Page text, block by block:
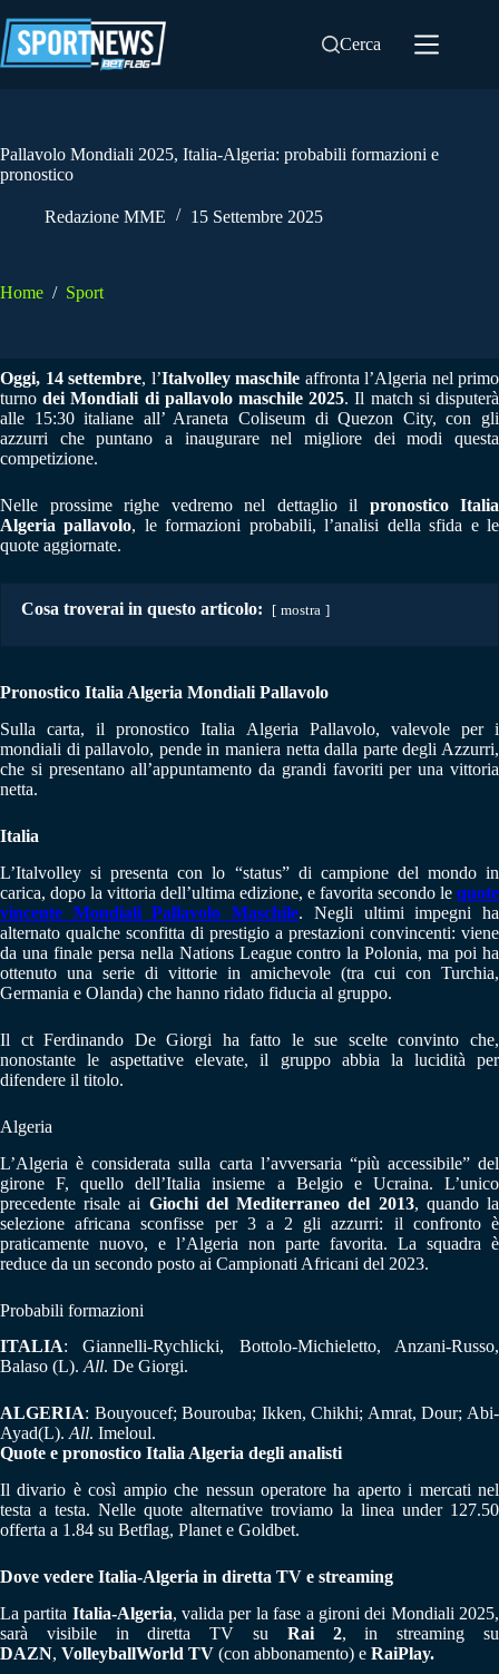
al
contenuto
Cerca
Pallavolo Mondiali 2025, Italia-Algeria: probabili formazioni e
pronostico
Redazione MME 15 Settembre 2025
Home / Sport
Oggi, 14 settembre, l’Italvolley maschile affronta l’Algeria nel primo
turno dei Mondiali di pallavolo maschile 2025. Il match si disputerà
alle 15:30 italiane all’ Araneta Coliseum di Quezon City, con gli
azzurri che puntano a inaugurare nel migliore dei modi questa
competizione.
Nelle prossime righe vedremo nel dettaglio il pronostico Italia
Algeria pallavolo, le formazioni probabili, l’analisi della sfida e le
quote aggiornate.
Cosa troverai in questo articolo: mostra
Pronostico Italia Algeria Mondiali Pallavolo
Sulla carta, il pronostico Italia Algeria Pallavolo, valevole per i
mondiali di pallavolo, pende in maniera netta dalla parte degli Azzurri,
che si presentano all’appuntamento da grandi favoriti per una vittoria
netta.
Italia
L’Italvolley si presenta con lo “status” di campione del mondo in
carica, dopo la vittoria dell’ultima edizione, e favorita secondo le quote
vincente Mondiali Pallavolo Maschile. Negli ultimi impegni ha
alternato qualche sconfitta di prestigio a prestazioni convincenti: viene
da una finale persa nella Nations League contro la Polonia, ma poi ha
ottenuto una serie di vittorie in amichevole (tra cui con Turchia,
Germania e Olanda) che hanno ridato fiducia al gruppo.
Il ct Ferdinando De Giorgi ha fatto le sue scelte convinto che,
nonostante le aspettative elevate, il gruppo abbia la lucidità per
difendere il titolo.
Algeria
L’Algeria è considerata sulla carta l’avversaria “più accessibile” del
girone F, quello dell’Italia insieme a Belgio e Ucraina. L’unico
precedente risale ai Giochi del Mediterraneo del 2013, quando la
selezione africana sconfisse per 3 a 2 gli azzurri: il confronto è
praticamente nuovo, e l’Algeria non parte favorita. La squadra è
reduce da un secondo posto ai Campionati Africani del 2023.
Probabili formazioni
ITALIA: Giannelli-Rychlicki, Bottolo-Michieletto, Anzani-Russo,
Balaso (L).All. De Giorgi.
ALGERIA: Bouyoucef; Bourouba; Ikken, Chikhi; Amrat, Dour; Abi-
Ayad(L).All. Imeloul.
Quote e pronostico Italia Algeria degli analisti
Il divario è così ampio che nessun operatore ha aperto i mercati nel
testa a testa. Nelle quote alternative troviamo la linea under 127.50
offerta a 1.84 su Betflag, Planet e Goldbet.
Dove vedere Italia-Algeria in diretta TV e streaming
La partita Italia-Algeria, valida per la fase a gironi dei Mondiali 2025,
sarà visibile in diretta TV su Rai 2, in streaming su
DAZN, VolleyballWorld TV (con abbonamento) e RaiPlay.